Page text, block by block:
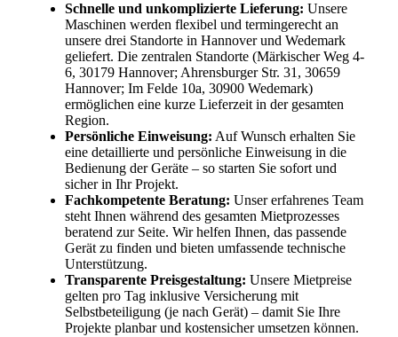
Schnelle und unkomplizierte Lieferung: Unsere
Maschinen werden flexibel und termingerecht an
unsere drei Standorte in Hannover und Wedemark
geliefert. Die zentralen Standorte (Märkischer Weg 4-
6, 30179 Hannover; Ahrensburger Str. 31, 30659
Hannover; Im Felde 10a, 30900 Wedemark)
ermöglichen eine kurze Lieferzeit in der gesamten
Region.
Persönliche Einweisung: Auf Wunsch erhalten Sie
eine detaillierte und persönliche Einweisung in die
Bedienung der Geräte – so starten Sie sofort und
sicher in Ihr Projekt.
Fachkompetente Beratung: Unser erfahrenes Team
steht Ihnen während des gesamten Mietprozesses
beratend zur Seite. Wir helfen Ihnen, das passende
Gerät zu finden und bieten umfassende technische
Unterstützung.
Transparente Preisgestaltung: Unsere Mietpreise
gelten pro Tag inklusive Versicherung mit
Selbstbeteiligung (je nach Gerät) – damit Sie Ihre
Projekte planbar und kostensicher umsetzen können.